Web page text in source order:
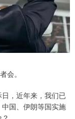
会。
，近年来，我们已
国、伊朗等国实施